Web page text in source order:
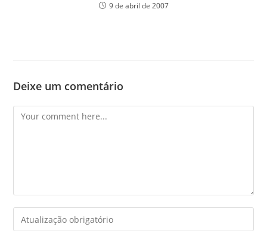
9 de abril de 2007
Deixe um comentário